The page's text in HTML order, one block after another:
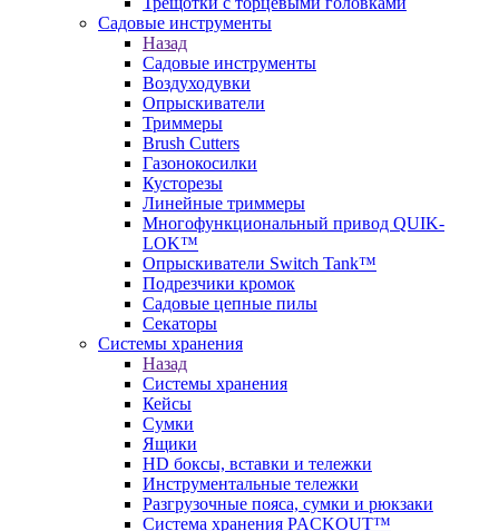
Садовые инструменты
Назад
Садовые инструменты
Воздуходувки
Опрыскиватели
Триммеры
Brush Cutters
Газонокосилки
Кусторезы
Линейные триммеры
Многофункциональный привод QUIK-
LOK™
Опрыскиватели Switch Tank™
Подрезчики кромок
Садовые цепные пилы
Секаторы
Системы хранения
Назад
Системы хранения
Кейсы
Сумки
Ящики
HD боксы, вставки и тележки
Инструментальные тележки
Разгрузочные пояса, сумки и рюкзаки
Система хранения PACKOUT™